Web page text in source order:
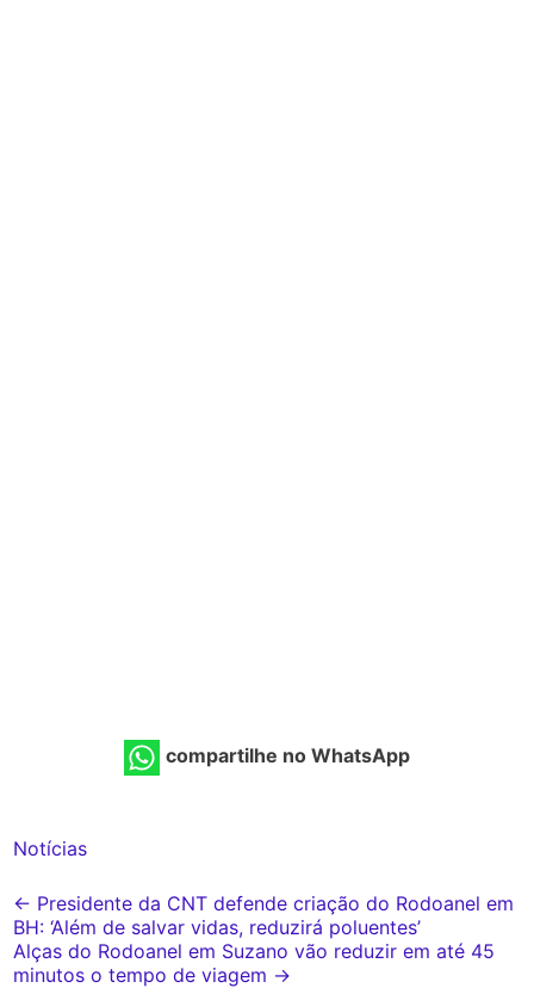
compartilhe no WhatsApp
Notícias
Post
navigation
← Presidente da CNT defende criação do Rodoanel em
BH: ‘Além de salvar vidas, reduzirá poluentes’
Alças do Rodoanel em Suzano vão reduzir em até 45
minutos o tempo de viagem →